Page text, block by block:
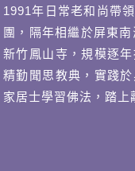
1991年日常老和尚帶
團，隔年相繼於屏東
新竹鳳山寺，規模逐
精勤聞思教典，實踐
家居士學習佛法，踏上